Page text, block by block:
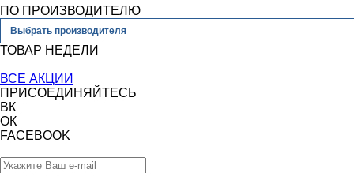
ПО ПРОИЗВОДИТЕЛЮ
Выбрать производителя
ТОВАР НЕДЕЛИ
ВСЕ АКЦИИ
ПРИСОЕДИНЯЙТЕСЬ
ВК
ОК
FACEBOOK